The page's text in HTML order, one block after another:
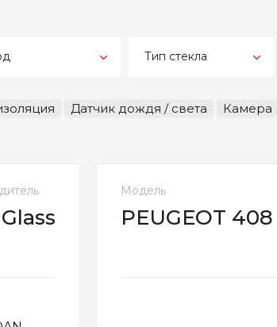
Тип стекла
Датчик дождя / света Камера
Модель
PEUGEOT 408